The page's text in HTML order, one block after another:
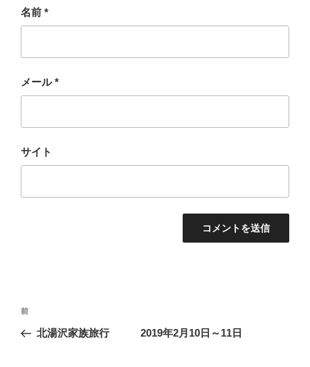
名前 *
メール*
サイト
投
過
去
前
北湯沢家族旅行 2019年2月10日～11日